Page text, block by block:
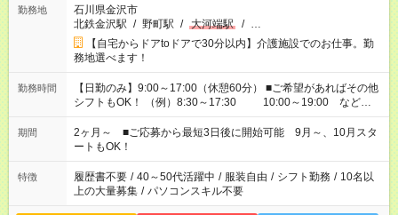
勤務地
石川県金沢市
北鉄金沢駅 / 野町駅 / 大河端駅 / …
【自宅からドアtoドアで30分以内】介護施設でのお仕事。勤
務地選べます！
勤務時間
【日勤のみ】9:00～17:00（休憩60分） ■ご希望があればその他
シフトもOK！ （例）8:30～17:30 10:00～19:00 など
「家族とお休みを合わせたい」 「できれば残業はしたくない」
など、あなたのご希望に沿ったお仕事をご紹介します！ ※Wワ
ーク希望の方へ 今ご覧のお仕事で希望する勤務時間と、もう1つ
のお仕事の勤務時間。 合計で週40時間を超える場合は応募でき
ません
期間
2ヶ月～ ■ご応募から最短3日後に開始可能 9月～、10月スタ
ートもOK！
特徴 履歴書不要 / 40～50代活躍中 / 服装自由 / シフト勤務 / 10名以
上の大量募集 / パソコンスキル不要